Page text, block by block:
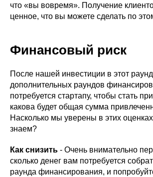
что «вы вовремя». Получение
ценное, что вы можете сделать по
Финансовый риск
После нашей инвестиции в этот
дополнительных раундов
потребуется стартапу, чтобы стать
какова будет общая сумма
Насколько мы уверены в этих
знаем?
Как снизить - Очень внимательно
сколько денег вам потребуется
раунда финансирования, и